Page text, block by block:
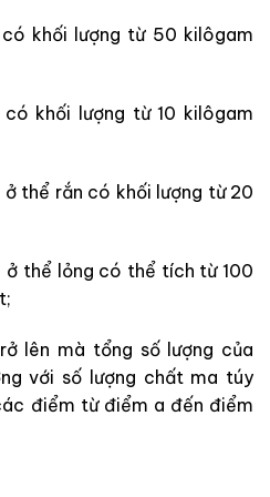
khối lượng từ 50 kilôgam
khối lượng từ 10 kilôgam
thể rắn có khối lượng từ 20
thể lỏng có thể tích từ 100
lên mà tổng số lượng của
với số lượng chất ma túy
điểm từ điểm a đến điểm